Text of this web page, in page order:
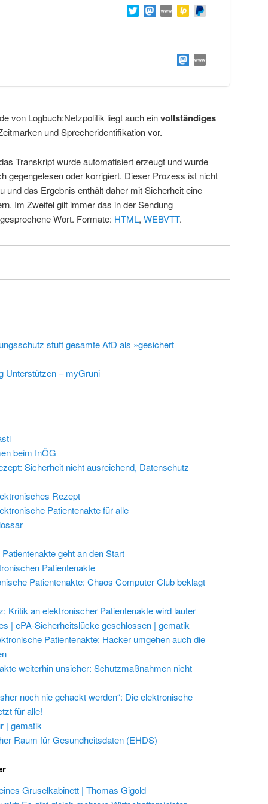
von Logbuch:Netzpolitik liegt auch einvollständiges
und Sprecheridentifikation vor.
Transkript wurde automatisiert erzeugt und wurde
gegengelesen oder korrigiert. Dieser Prozess ist nicht
und das Ergebnis enthält daher mit Sicherheit eine
Im Zweifel gilt immer das in der Sendung
Wort. Formate: HTML, WEBVTT.
stuft gesamte AfD als »gesichert
Unterstützen – myGruni
beim InÖG
Sicherheit nicht ausreichend, Datenschutz
Rezept
Patientenakte für alle
geht an den Start
Patientenakte
Patientenakte: Chaos Computer Club beklagt
Kritik an elektronischer Patientenakte wird lauter
| ePA-Sicherheitslücke geschlossen | gematik
Patientenakte: Hacker umgehen auch die
weiterhin unsicher: Schutzmaßnahmen nicht
noch nie gehackt werden“: Die elektronische
für alle!
| gematik
Raum für Gesundheitsdaten (EHDS)
Gruselkabinett | Thomas Gigold